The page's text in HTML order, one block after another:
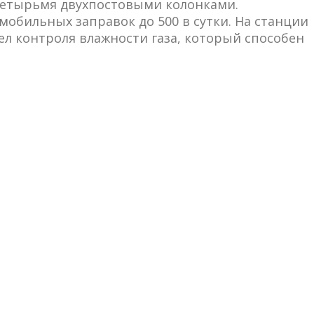
двухпостовыми колонками.
заправок до 500 в сутки. На станции
контроля влажности газа, который способен